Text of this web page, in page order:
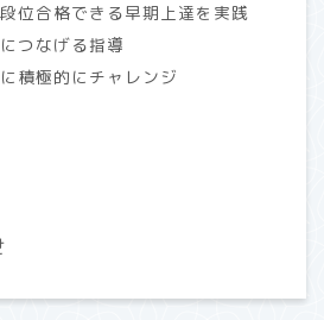
位合格できる早期上達を実践
つなげる指導
積極的にチャレンジ